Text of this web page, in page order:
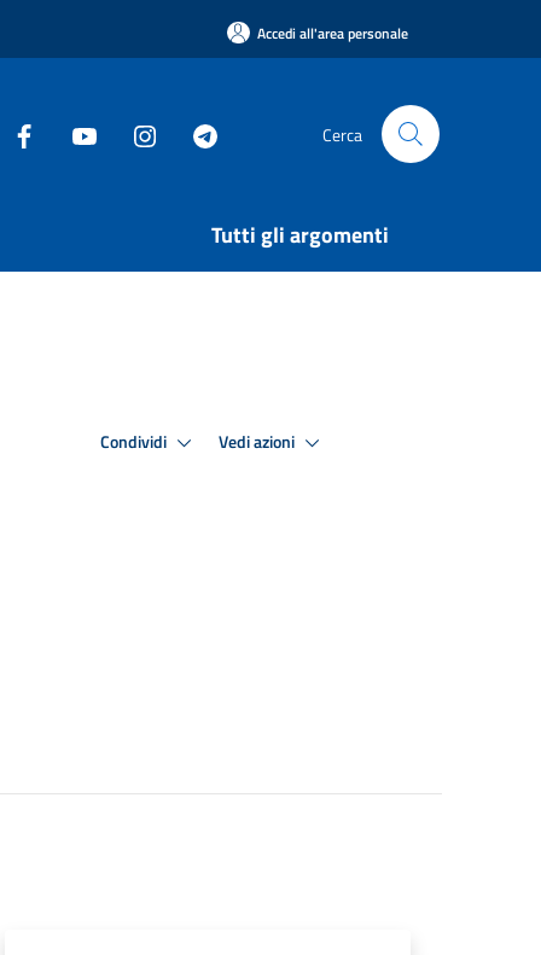
Accedi all'area personale
Cerca
Tutti gli argomenti
Condividi Vedi azioni